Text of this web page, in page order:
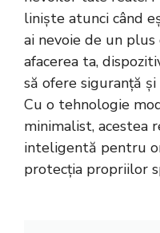
liniște atunci când
ai nevoie de un
afacerea ta,
să ofere siguranță
Cu o tehnologie
minimalist, acestea
inteligentă pentru
protecția propriilor